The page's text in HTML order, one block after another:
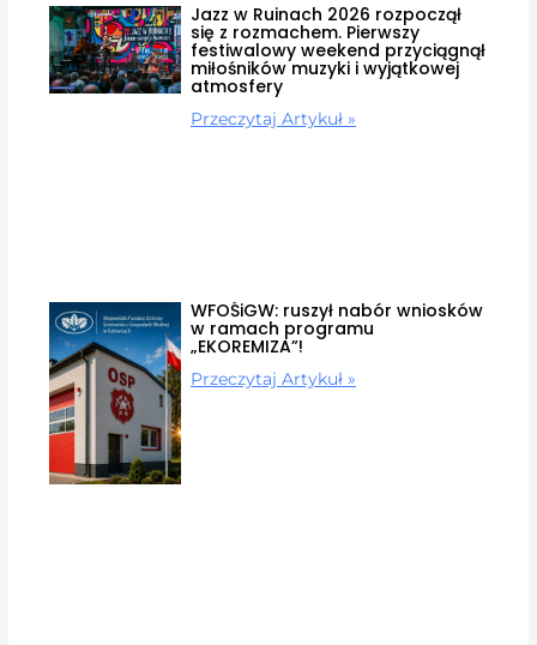
Jazz w Ruinach 2026 rozpoczął
się z rozmachem. Pierwszy
festiwalowy weekend przyciągnął
miłośników muzyki i wyjątkowej
atmosfery
Przeczytaj Artykuł »
WFOŚiGW: ruszył nabór wniosków
w ramach programu
„EKOREMIZA”!
Przeczytaj Artykuł »